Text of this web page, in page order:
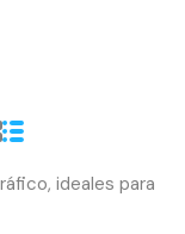
ideales para